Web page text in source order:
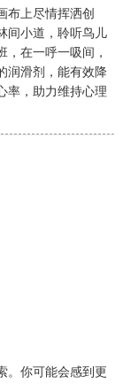
布上尽情挥洒创
间小道，聆听鸟儿
，在一呼一吸间，
润滑剂，能有效降
率，助力维持心理
。你可能会感到更